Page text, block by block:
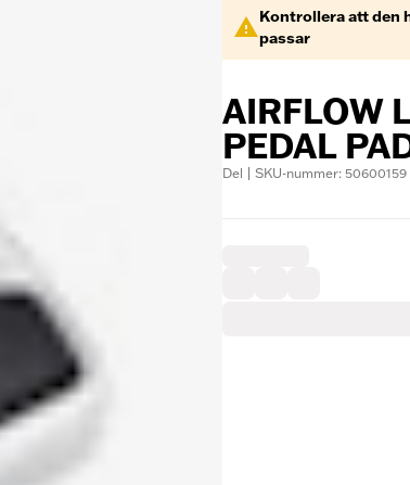
Kontrollera att den
passar
AIRFLOW
PEDAL
Del | SKU-nummer: 50600159